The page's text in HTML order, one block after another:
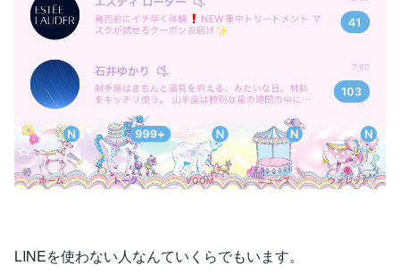
LINEを使わない人なんていくらでもいます。